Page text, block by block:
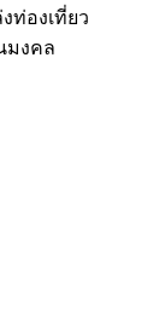
ท่องเที่ยว
มงคล